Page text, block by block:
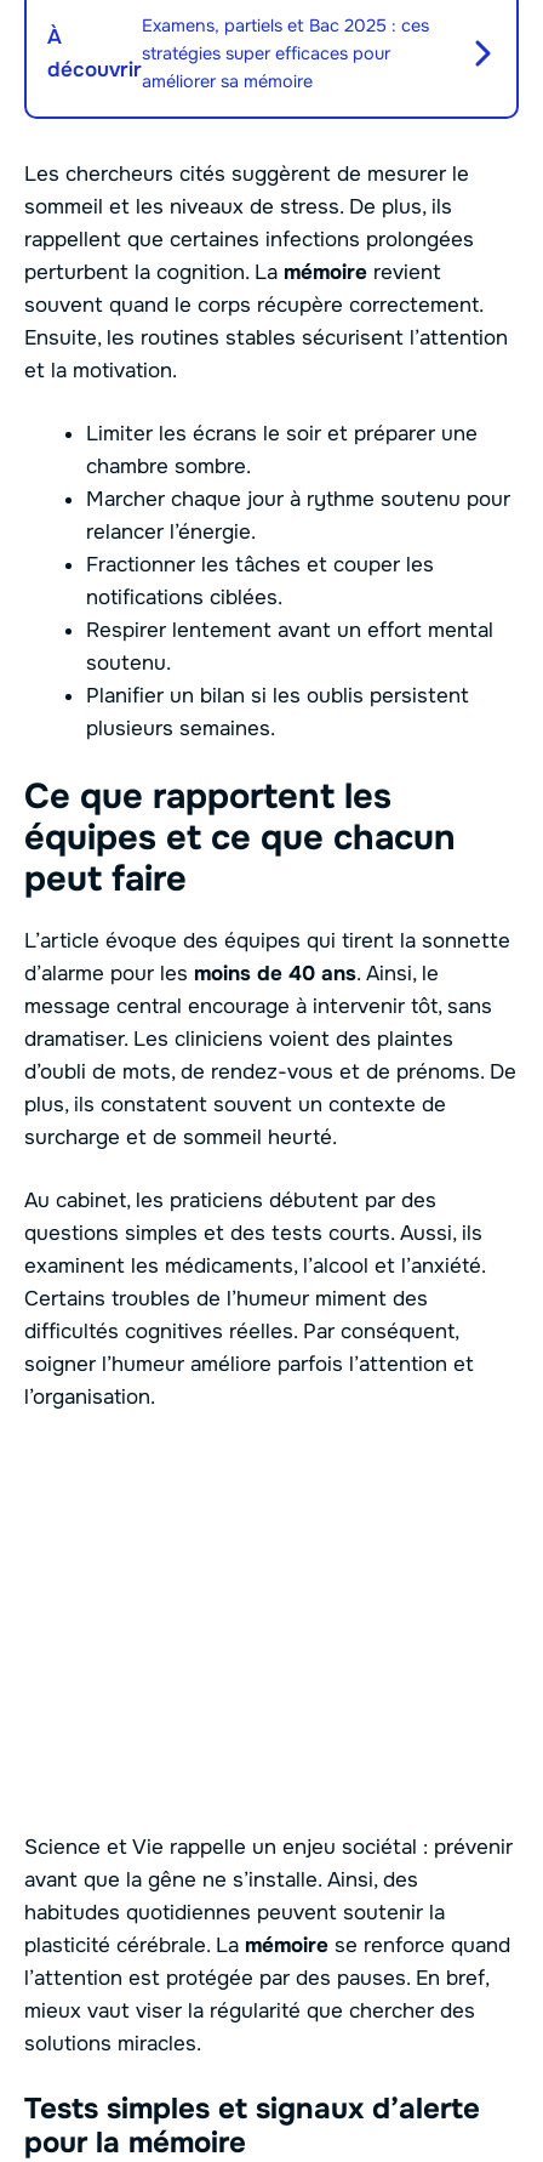
À
découvrir
Examens, partiels et Bac 2025 : ces
stratégies super efficaces pour
améliorer sa mémoire
Les chercheurs cités suggèrent de mesurer le
sommeil et les niveaux de stress. De plus, ils
rappellent que certaines infections prolongées
perturbent la cognition. La mémoire revient
souvent quand le corps récupère correctement.
Ensuite, les routines stables sécurisent l’attention
et la motivation.
Limiter les écrans le soir et préparer une
chambre sombre.
Marcher chaque jour à rythme soutenu pour
relancer l’énergie.
Fractionner les tâches et couper les
notifications ciblées.
Respirer lentement avant un effort mental
soutenu.
Planifier un bilan si les oublis persistent
plusieurs semaines.
Ce que rapportent les
équipes et ce que chacun
peut faire
L’article évoque des équipes qui tirent la sonnette
d’alarme pour les moins de 40 ans. Ainsi, le
message central encourage à intervenir tôt, sans
dramatiser. Les cliniciens voient des plaintes
d’oubli de mots, de rendez-vous et de prénoms. De
plus, ils constatent souvent un contexte de
surcharge et de sommeil heurté.
Au cabinet, les praticiens débutent par des
questions simples et des tests courts. Aussi, ils
examinent les médicaments, l’alcool et l’anxiété.
Certains troubles de l’humeur miment des
difficultés cognitives réelles. Par conséquent,
soigner l’humeur améliore parfois l’attention et
l’organisation.
Science et Vie rappelle un enjeu sociétal : prévenir
avant que la gêne ne s’installe. Ainsi, des
habitudes quotidiennes peuvent soutenir la
plasticité cérébrale. La mémoire se renforce quand
l’attention est protégée par des pauses. En bref,
mieux vaut viser la régularité que chercher des
solutions miracles.
Tests simples et signaux d’alerte
pour la mémoire